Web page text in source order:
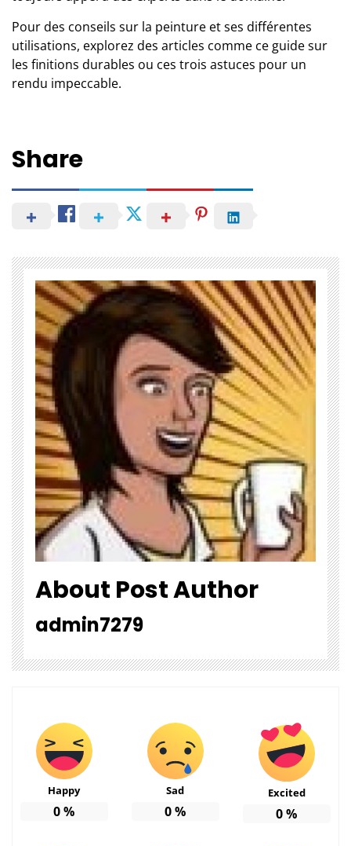
Pour des conseils sur la peinture et ses différentes
utilisations, explorez des articles comme ce guide sur
les finitions durables ou ces trois astuces pour un
rendu impeccable.
Share
About Post Author
admin7279
Happy
0%
Sad
0%
Excited
0%